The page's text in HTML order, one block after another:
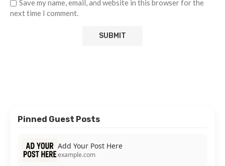
Save my name, email, and website in this browser for the
next time I comment.
Pinned Guest Posts
Add Your Post Here
example.com